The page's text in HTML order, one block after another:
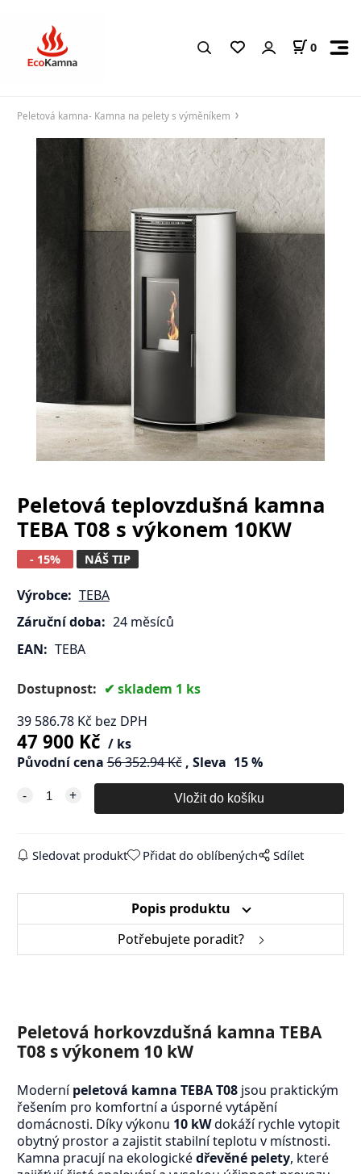
0
Peletová kamna- Kamna na pelety s výměníkem
Peletová teplovzdušná kamna
TEBA T08 s výkonem 10KW
- 15% NÁŠ TIP
Výrobce: TEBA
Záruční doba: 24 měsíců
EAN: TEBA
Dostupnost:
skladem 1 ks
39 586.78Kč bez DPH
47 900 Kč
ks
Původní cena 56 352.94Kč Sleva 15%
Sledovat produkt Přidat do oblíbených Sdílet
Popis produktu
Potřebujete poradit?
Peletová horkovzdušná kamna TEBA
T08 s výkonem 10 kW
Modernípeletová kamna TEBA T08jsou praktickým
řešením pro komfortní a úsporné vytápění
domácnosti. Díky výkonu 10 kWdokáží rychle vytopit
obytný prostor a zajistit stabilní teplotu v místnosti.
Kamna pracují na ekologickédřevěné pelety, které